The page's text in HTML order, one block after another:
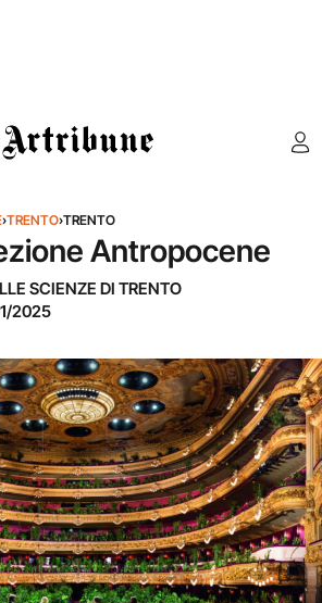
Artribune
›TRENTO›TRENTO
Antropocene
SCIENZE DI TRENTO
2025